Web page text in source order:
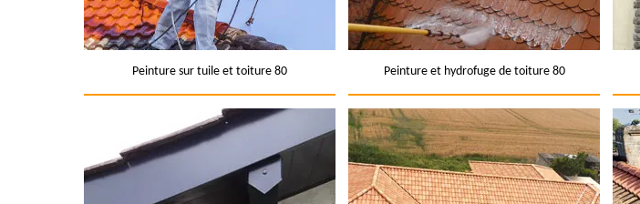
Peinture sur tuile et toiture 80 Peinture et hydrofuge de toiture 80